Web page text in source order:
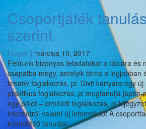
Csoportjáték
szerint
Magor | március 10, 2017
Felírunk bizonyos feladatokat a táblára és
csapatba megy, amelyik téma a legjobban
kreatív foglalkozás, pl. Dixit kártyára egy
praktikus foglalkozás, pl megtanulja
egy pólót – elméleti foglalkozás, pl
internetről valami új információt A
különböző tanulási…Csoportjáték